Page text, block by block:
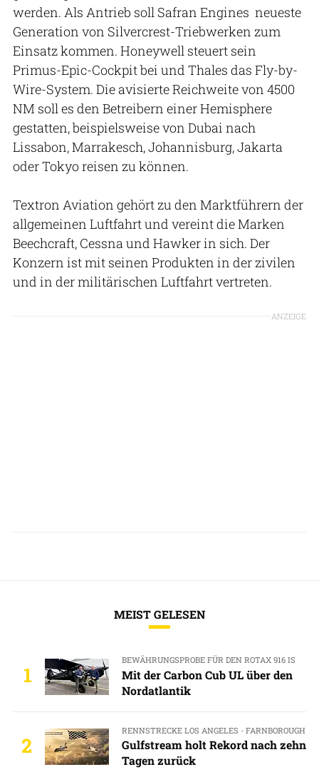
werden. Als Antrieb soll Safran Engines neueste
Generation von Silvercrest-Triebwerken zum
Einsatz kommen. Honeywell steuert sein
Primus-Epic-Cockpit bei und Thales das Fly-by-
Wire-System. Die avisierte Reichweite von 4500
NM soll es den Betreibern einer Hemisphere
gestatten, beispielsweise von Dubai nach
Lissabon, Marrakesch, Johannisburg, Jakarta
oder Tokyo reisen zu können.
Textron Aviation gehört zu den Marktführern der
allgemeinen Luftfahrt und vereint die Marken
Beechcraft, Cessna und Hawker in sich. Der
Konzern ist mit seinen Produkten in der zivilen
und in der militärischen Luftfahrt vertreten.
ANZEIGE
MEIST GELESEN
1
BEWÄHRUNGSPROBE FÜR DEN ROTAX 916 IS
Mit der Carbon Cub UL über den
Nordatlantik
2
RENNSTRECKE LOS ANGELES - FARNBOROUGH
Gulfstream holt Rekord nach zehn
Tagen zurück